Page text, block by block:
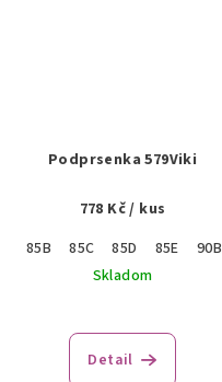
Podprsenka 579Viki
778 Kč/ kus
85B
85C 85D 85E 90B
Skladom
Detail